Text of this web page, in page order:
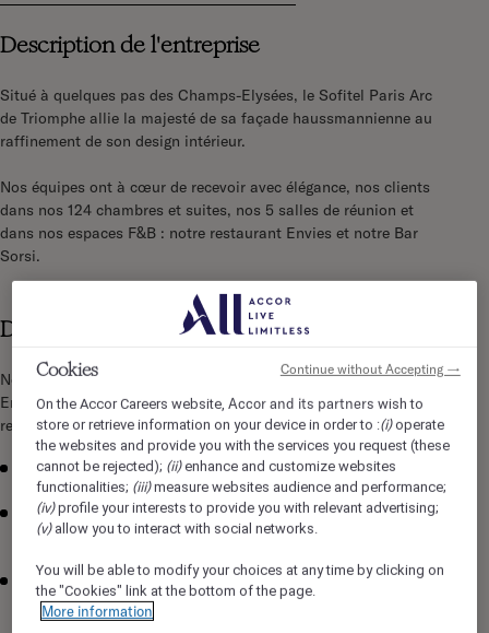
Description de l'entreprise
Situé à quelques pas des Champs-Elysées, le Sofitel Paris Arc
de Triomphe allie la majesté de sa façade haussmannienne au
raffinement de son design intérieur.
Nos équipes ont à cœur de recevoir avec élégance, nos clients
dans nos 124 chambres et suites, nos 5 salles de réunion et
dans nos espaces F&B : notre restaurant Envies et notre Bar
Sorsi.
Description du poste
Nous recherchons notre Superviseur Restauration (H/F).
Entouré(e) par nos équipes bienveillantes et animé(e) par une
recherche permanente de l’excellence, vos missions seront :
Former et accompagner les nouveaux collaborateurs
Garantir une expérience client optimale aux différents
services (petit-déjeuner, déjeuner, dîner)
Organiser et coordonner les équipes en lien avec la
Restauration et la Cuisine
Cookies
On the Accor Careers website,Accor and its partners wish to
store or retrieve information on your device in order to :(i)operate
the websites and provide you with the services you request (these
cannot be rejected); (ii)enhance and customize websites
functionalities; (iii)measure websites audience and performance;
(iv)profile your interests to provide you with relevant advertising;
(v)allow you to interact with social networks.
You will be able to modify your choices at any time by clicking on
the "Cookies" link at the bottom of the page.
More information
Continue without Accepting →